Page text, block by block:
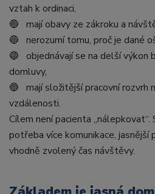
vztah k ordinaci,
🔵 mají obavy ze zákroku a
🔵 nerozumí tomu, proč je dané
🔵 objednávají se na delší výkon
domluvy,
🔵 mají složitější pracovní rozvrh
vzdálenosti.
Cílem není pacienta
potřeba více komunikace, jasnější
vhodně zvolený čas návštěvy.